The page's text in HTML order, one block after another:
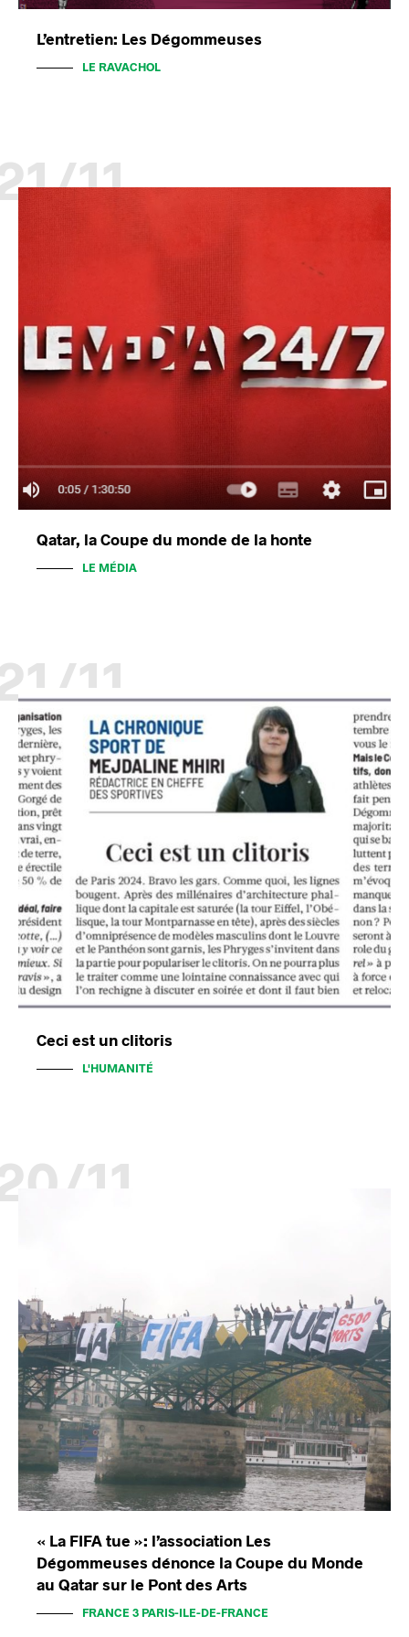
L’entretien: Les Dégommeuses
LE RAVACHOL
11
Qatar, la Coupe du monde de la honte
LE MÉDIA
11
Ceci est un clitoris
L'HUMANITÉ
11
« La FIFA tue »: l’association Les
Dégommeuses dénonce la Coupe du Monde
au Qatar sur le Pont des Arts
FRANCE 3 PARIS-ILE-DE-FRANCE